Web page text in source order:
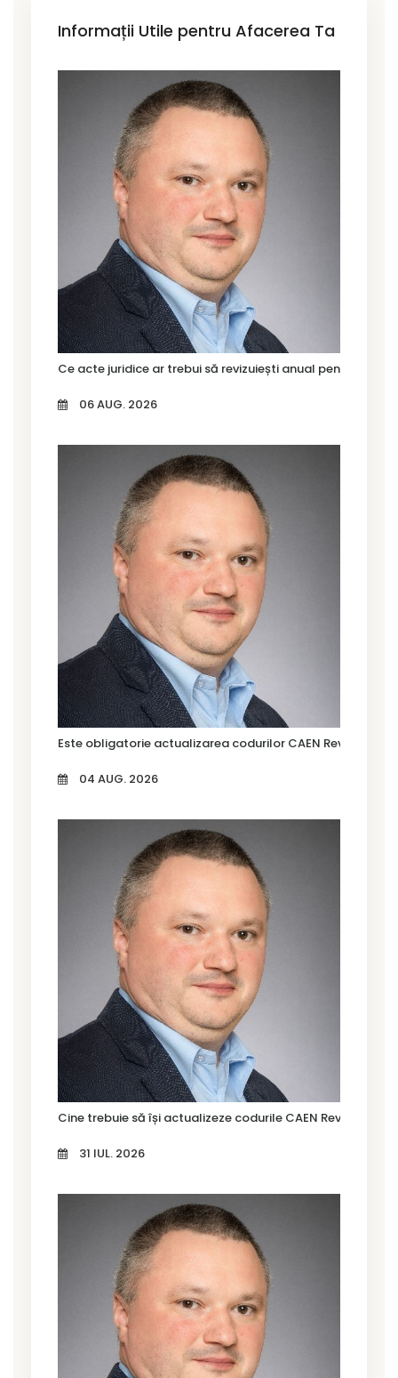
Informații Utile pentru Afacerea Ta
Ce acte juridice ar trebui să revizuiești anual pentru firma
06 AUG. 2026
Este obligatorie actualizarea codurilor CAEN Rev. 3?
04 AUG. 2026
Cine trebuie să își actualizeze codurile CAEN Rev. 3 în
31 IUL. 2026